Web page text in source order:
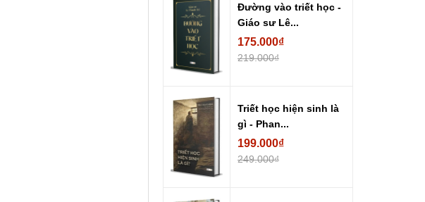
Đường vào triết học -
Giáo sư Lê...
175.000₫
219.000₫
Triết học hiện sinh là
gì - Phan...
199.000₫
249.000₫